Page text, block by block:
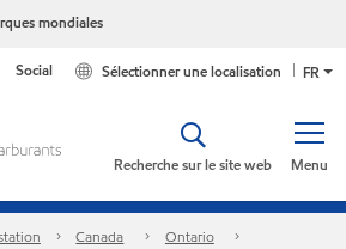
mondiales
FR
Sélectionner une localisation
Social
Menu
Recherche sur le site web
Canada
Ontario